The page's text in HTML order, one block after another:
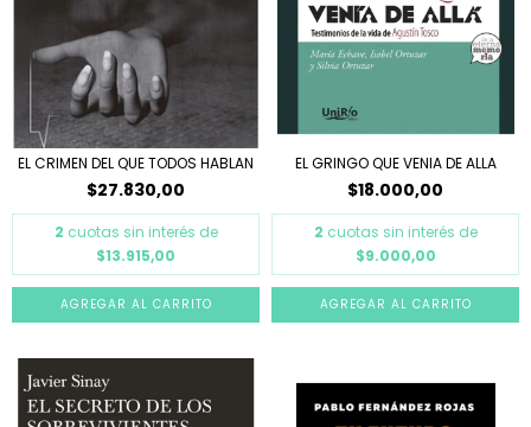
EL CRIMEN DEL QUE TODOS HABLAN
$27.830,00
2 cuotas sin interés de
$13.915,00
EL GRINGO QUE VENIA DE ALLA
$18.000,00
2 cuotas sin interés de
$9.000,00